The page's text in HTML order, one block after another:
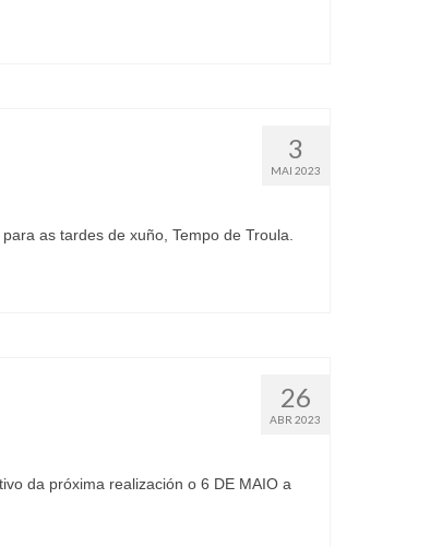
3
MAI 2023
as tardes de xuño, Tempo de Troula.
26
ABR 2023
da próxima realización o 6 DE MAIO a